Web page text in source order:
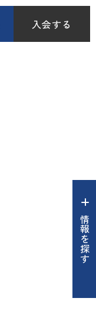
入会する
情報を探す